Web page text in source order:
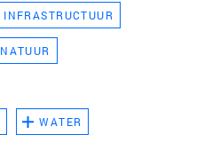
INFRASTRUCTUUR
NATUUR
WATER